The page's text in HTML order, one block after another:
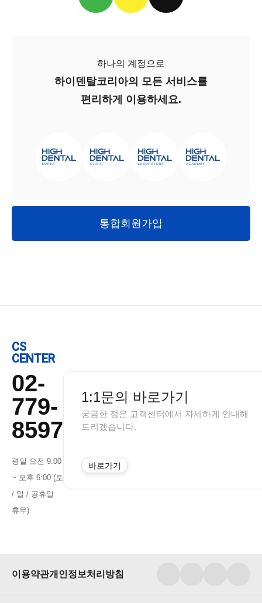
하나의 계정으로
하이덴탈코리아의 모든 서비스를
편리하게 이용하세요.
통합회원가입
CS
CENTER
02-
779-
8597
평일 오전 9:00
~ 오후 6:00 (토
/ 일 / 공휴일
휴무)
1:1문의 바로가기
궁금한 점은 고객센터에서 자세하게 안내해
드리겠습니다.
바로가기
이용약관개인정보처리방침